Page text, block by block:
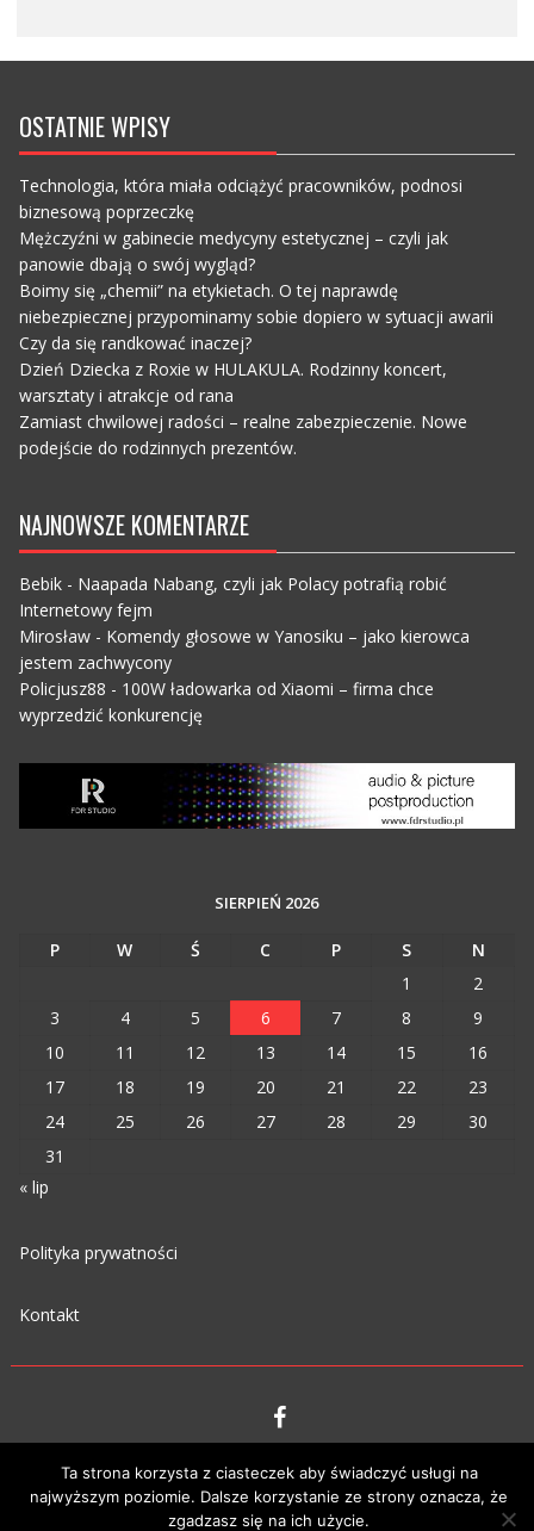
OSTATNIE WPISY
Technologia, która miała odciążyć pracowników, podnosi
biznesową poprzeczkę
Mężczyźni w gabinecie medycyny estetycznej – czyli jak
panowie dbają o swój wygląd?
Boimy się „chemii” na etykietach. O tej naprawdę
niebezpiecznej przypominamy sobie dopiero w sytuacji awarii
Czy da się randkować inaczej?
Dzień Dziecka z Roxie w HULAKULA. Rodzinny koncert,
warsztaty i atrakcje od rana
Zamiast chwilowej radości – realne zabezpieczenie. Nowe
podejście do rodzinnych prezentów.
NAJNOWSZE KOMENTARZE
Bebik- Naapada Nabang, czyli jak Polacy potrafią robić
Internetowy fejm
Mirosław- Komendy głosowe w Yanosiku – jako kierowca
jestem zachwycony
Policjusz88 - 100W ładowarka od Xiaomi – firma chce
wyprzedzić konkurencję
SIERPIEŃ 2026
P W Ś C P S
N
1
2
3
4 5 6 7 8
9
10
11 12 13 14 15
16
17
18 19 20 21 22
23
24
25 26 27 28 29
30
31
« lip
Polityka prywatności
Kontakt
VIPM © 2023
Ta strona korzysta z ciasteczek aby świadczyć usługi na
najwyższym poziomie. Dalsze korzystanie ze strony oznacza, że
zgadzasz się na ich użycie.